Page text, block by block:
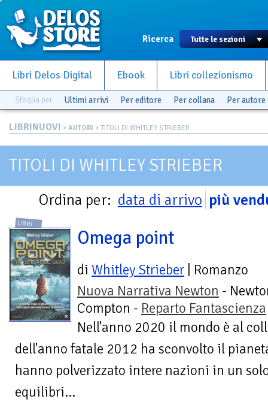
Ricerca
Libri Delos Digital Ebook Libri collezionismo
Sfoglia per Ultimi arrivi Per editore Per collana Per autore
LIBRINUOVI > AUTORI > TITOLI DI WHITLEY STRIEBER
TITOLI DI WHITLEY STRIEBER
Ordina per: data di arrivo più
LIBRI
Omega point
di Whitley Strieber | Romanzo
Nuova Narrativa Newton -
Compton - Reparto Fantascienza
Nell'anno 2020 il mondo è al
dell'anno fatale 2012 ha sconvolto il
hanno polverizzato intere nazioni in un
equilibri...